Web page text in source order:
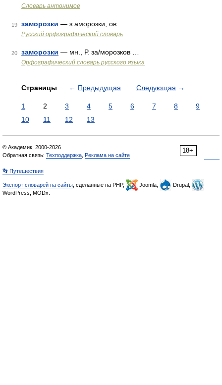
Словарь антонимов
19 заморозки — з аморозки, ов …
Русский орфографический словарь
20 заморозки — мн., Р. за/морозков …
Орфографический словарь русского языка
Страницы ← Предыдущая Следующая →
1 2 3 4 5 6 7 8
9
10
11 12 13
18+
© Академик, 2000-2026
Обратная связь: Техподдержка Реклама на сайте
👣 Путешествия
Экспорт словарей на сайты , сделанные на PHP, Joomla,
Drupal,
WordPress, MODx.